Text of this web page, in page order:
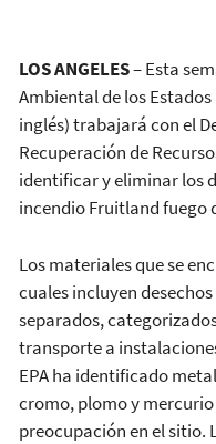
LOS ANGELES– Esta
Ambiental de los Estados
inglés) trabajará con el
Recuperación de
identificar y eliminar los
incendio Fruitland fuego
Los materiales que se
cuales incluyen
separados,
transporte a
EPA ha identificado
cromo, plomo y
preocupación en el sitio.